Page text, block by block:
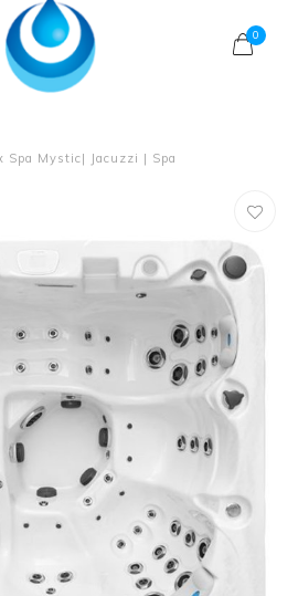
0
Spa Mystic| Jacuzzi | Spa